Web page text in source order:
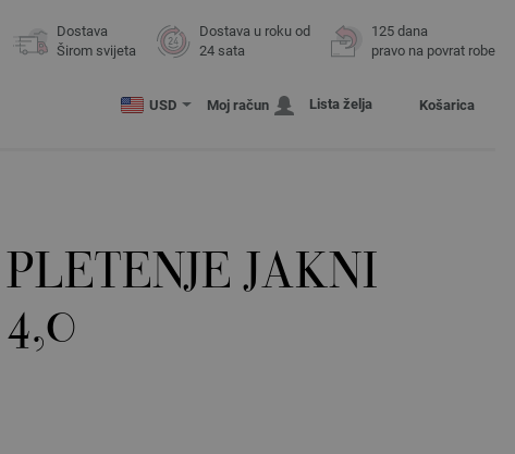
Dostava
Širom svijeta
Dostava u roku od
24 sata
125 dana
pravo na povrat robe
USD Moj račun Lista želja Košarica
JAKNI
4,0